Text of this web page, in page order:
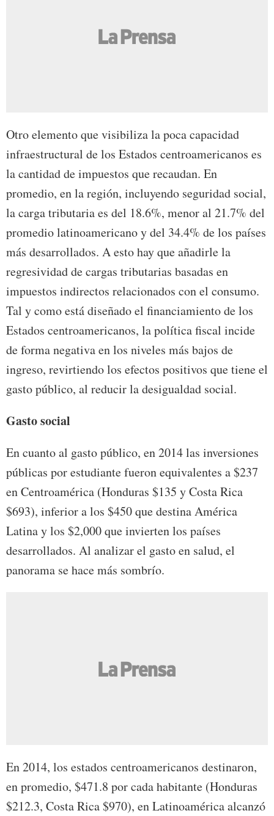
Otro elemento que visibiliza la poca capacidad
infraestructural de los Estados centroamericanos es
la cantidad de impuestos que recaudan. En
promedio, en la región, incluyendo seguridad social,
la carga tributaria es del 18.6%, menor al 21.7% del
promedio latinoamericano y del 34.4% de los países
más desarrollados. A esto hay que añadirle la
regresividad de cargas tributarias basadas en
impuestos indirectos relacionados con el consumo.
Tal y como está diseñado el financiamiento de los
Estados centroamericanos, la política fiscal incide
de forma negativa en los niveles más bajos de
ingreso, revirtiendo los efectos positivos que tiene el
gasto público, al reducir la desigualdad social.
Gasto social
En cuanto al gasto público, en 2014 las inversiones
públicas por estudiante fueron equivalentes a $237
en Centroamérica (Honduras $135 y Costa Rica
$693), inferior a los $450 que destina América
Latina y los $2,000 que invierten los países
desarrollados. Al analizar el gasto en salud, el
panorama se hace más sombrío.
En 2014, los estados centroamericanos destinaron,
en promedio, $471.8 por cada habitante (Honduras
$212.3, Costa Rica $970), en Latinoamérica alcanzó